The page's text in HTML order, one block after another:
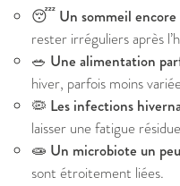
😴 Un sommeil
rester irréguliers après
🥗 Une alimentation
hiver, parfois moins
🦠 Les infections
laisser une fatigue
🧫 Un microbiote un
sont étroitement liées.